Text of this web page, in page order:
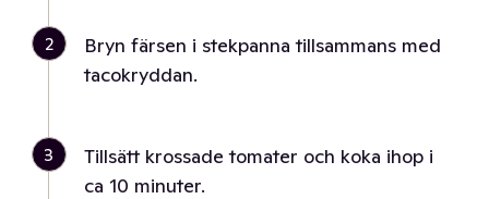
2
Bryn färsen i stekpanna tillsammans med
tacokryddan.
3
Tillsätt krossade tomater och koka ihop i
ca 10 minuter.